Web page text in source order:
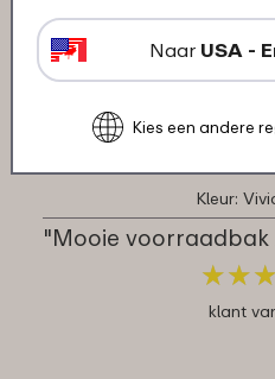
Multikom
Kleur:
"Mooie voorraadbak
★★★
★★★
klant
Naar USA -